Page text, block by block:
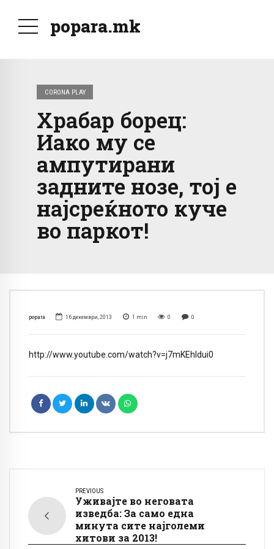
popara.mk
CORONA PLAY
Храбар борец:
Иако му се
ампутирани
задните нозе, тој е
најсреќното куче
во паркот!
popara 16 декември, 2013 1 min 0 0
http://www.youtube.com/watch?v=j7mKEhIdui0
PREVIOUS
Уживајте во неговата
изведба: За само една
минута сите најголеми
хитови за 2013!